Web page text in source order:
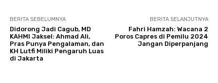
BERITA SEBELUMNYA
Didorong Jadi Cagub, MD
KAHMI Jaksel: Ahmad Ali,
Pras Punya Pengalaman, dan
KH Lutfi Miliki Pengaruh Luas
di Jakarta
BERITA SELANJUTNYA
Fahri Hamzah: Wacana 2
Poros Capres di Pemilu 2024
Jangan Diperpanjang